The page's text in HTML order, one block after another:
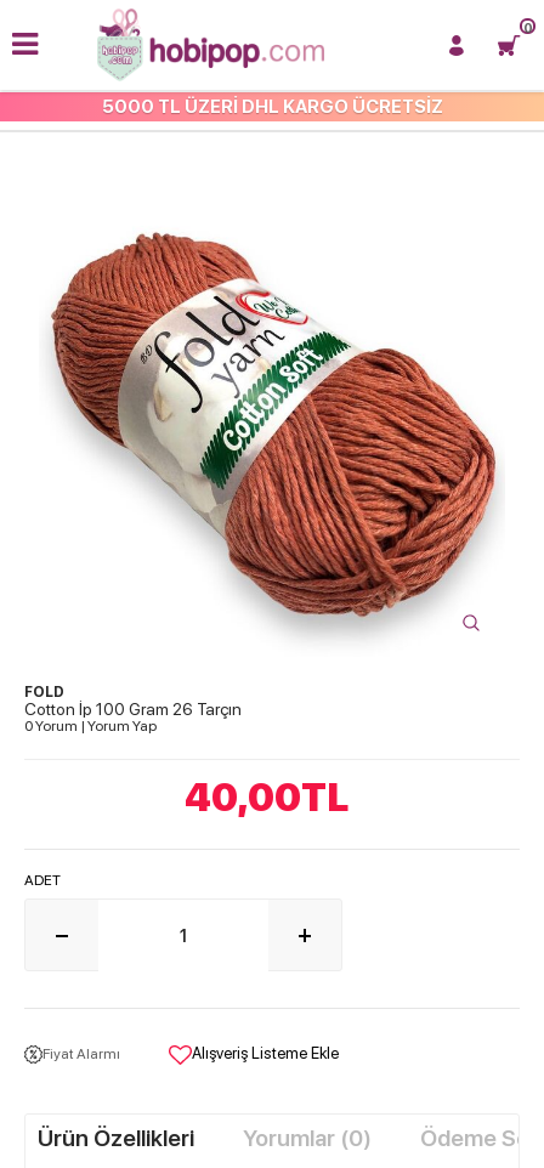
5000 TL ÜZERİ DHL KARGO ÜCRETSİZ
0
ÇOK AMAÇLI COTTON İP
FOLD
Cotton İp 100 Gram 26 Tarçın
0 Yorum | Yorum Yap
40,00TL
ADET
Fiyat Alarmı Alışveriş Listeme Ekle
Ürün Özellikleri Yorumlar (0) Ödeme